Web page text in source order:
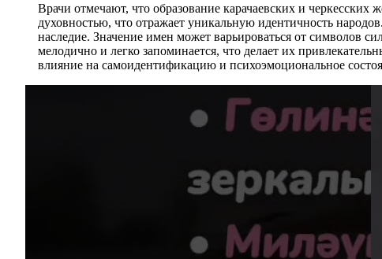
Врачи отмечают, что образование карачаевских и
духовностью, что отражает уникальную идентичность
наследие. Значение имен может варьироваться от символов
мелодично и легко запоминается, что делает их
влияние на самоидентификацию и психоэмоциональное